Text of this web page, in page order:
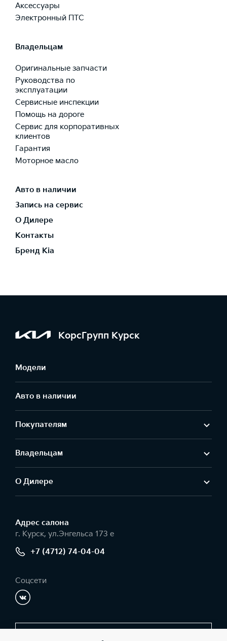
Аксессуары
Электронный ПТС
Владельцам
Оригинальные запчасти
Руководства по
эксплуатации
Сервисные инспекции
Помощь на дороге
Сервис для корпоративных
клиентов
Гарантия
Моторное масло
Авто в наличии
Запись на сервис
О Дилере
Контакты
Бренд Kia
КорсГрупп Курск
Модели
Авто в наличии
Покупателям
Владельцам
О Дилере
Адрес салонa
г. Курск, ул.Энгельса 173 е
+7 (4712) 74-04-04
Соцсети